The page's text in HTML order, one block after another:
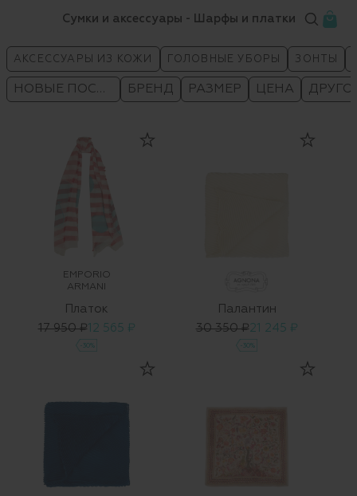
Сумки и аксессуары - Шарфы и платки
АКСЕССУАРЫ ИЗ КОЖИ ГОЛОВНЫЕ УБОРЫ ЗОНТЫ
НОВЫЕ ПОСТУПЛЕНИЯ БРЕНД РАЗМЕР ЦЕНА
EMPORIO
ARMANI
Платок
17 950 ₽12 565 ₽
-30%
Палантин
30 350 ₽21 245 ₽
-30%